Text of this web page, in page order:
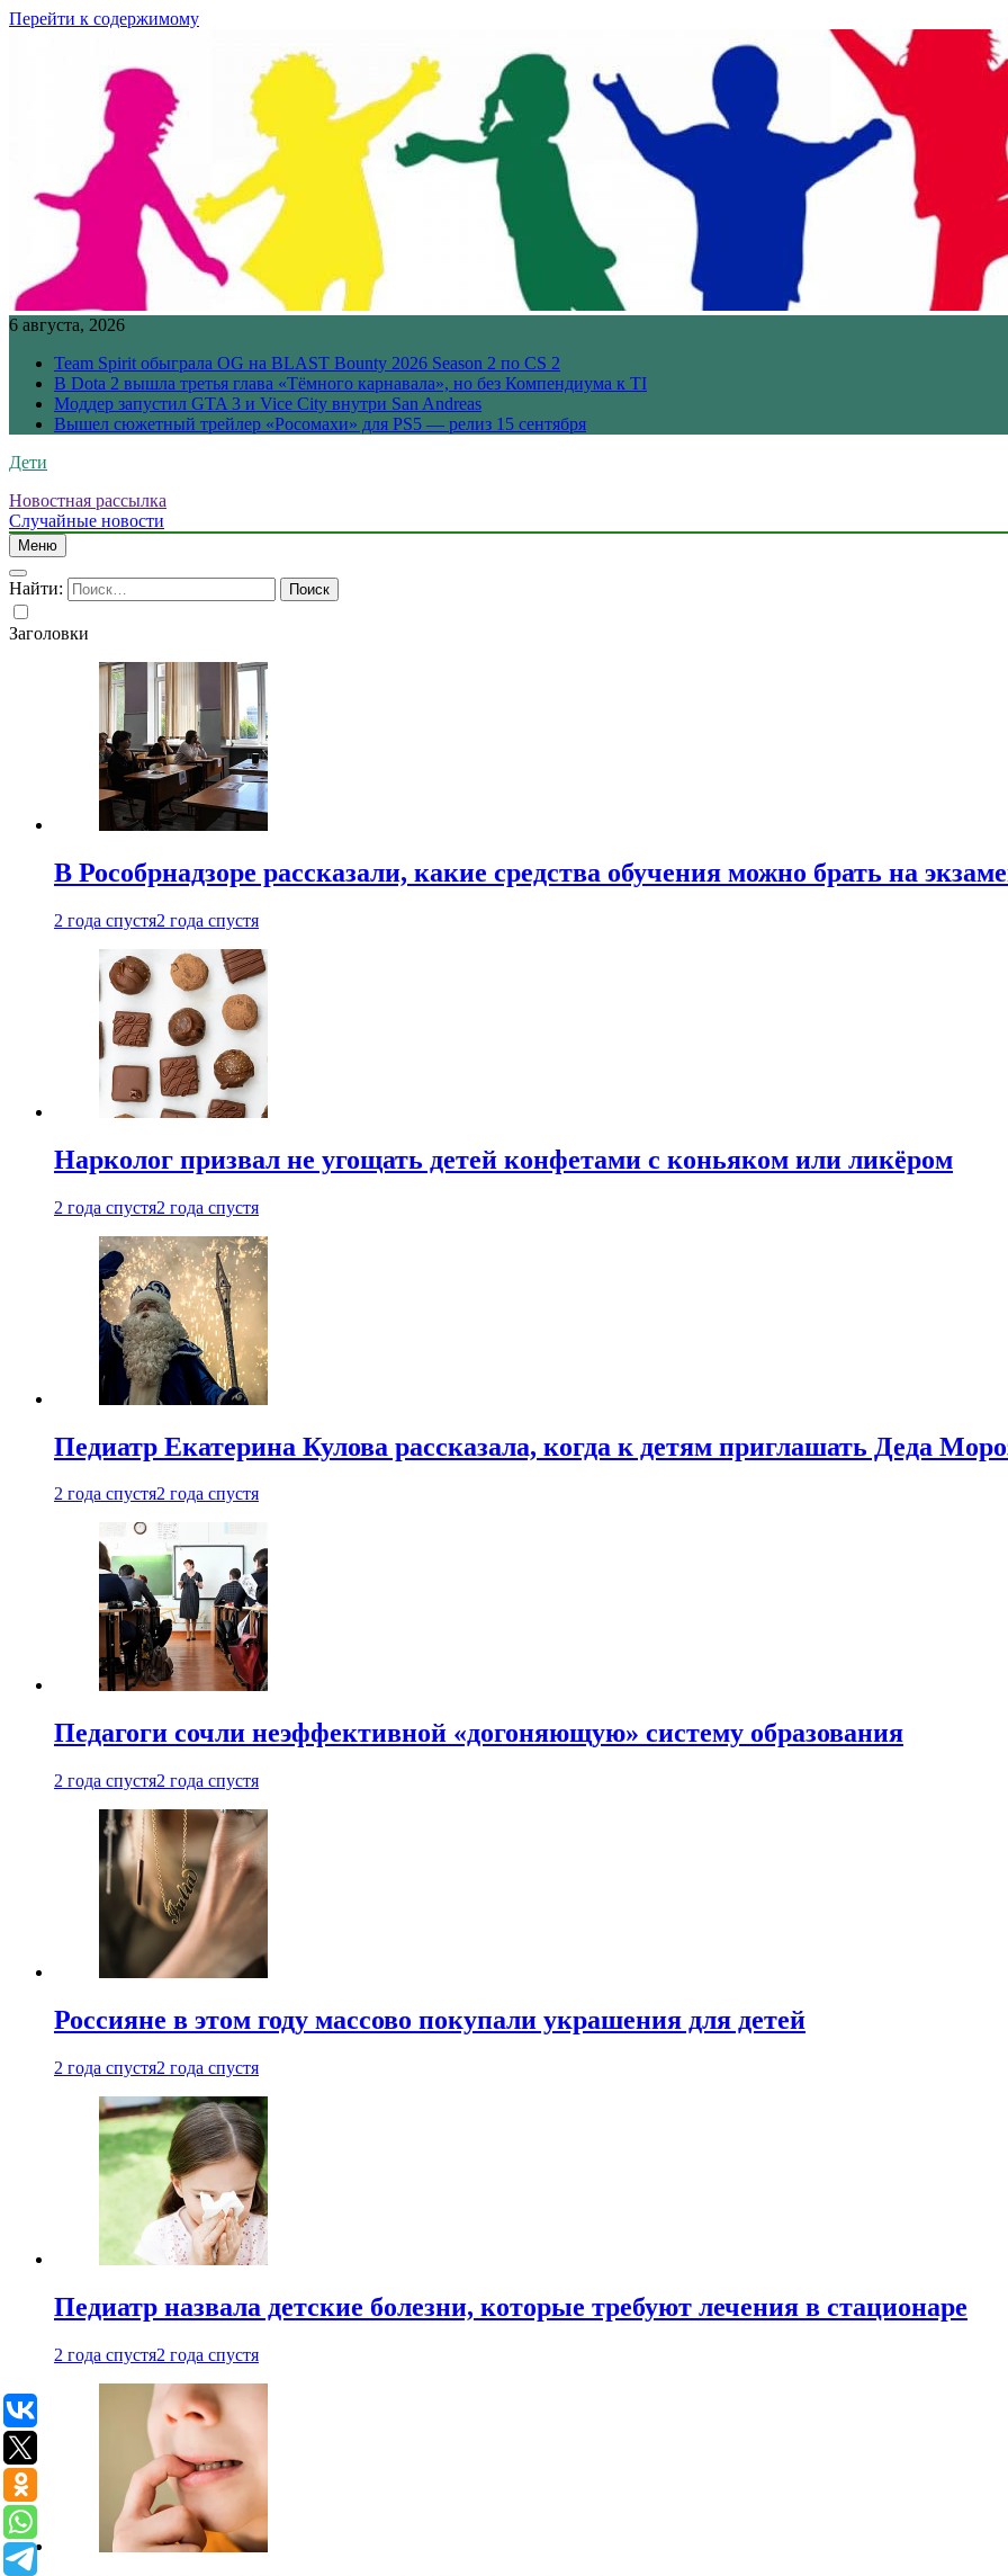
Перейти к содержимому
6 августа, 2026
Team Spirit обыграла OG на BLAST Bounty 2026 Season 2 по CS 2
В Dota 2 вышла третья глава «Тёмного карнавала», но без Компендиума к TI
Моддер запустил GTA 3 и Vice City внутри San Andreas
Вышел сюжетный трейлер «Росомахи» для PS5 — релиз 15 сентября
Дети
Новостная рассылка
Случайные новости
Меню
Найти:
Заголовки
В Рособрнадзоре рассказали, какие средства обучения можно брать на
2 года спустя2 года спустя
Нарколог призвал не угощать детей конфетами с коньяком или ликёром
2 года спустя2 года спустя
Педиатр Екатерина Кулова рассказала, когда к детям приглашать Деда
2 года спустя2 года спустя
Педагоги сочли неэффективной «догоняющую» систему образования
2 года спустя2 года спустя
Россияне в этом году массово покупали украшения для детей
2 года спустя2 года спустя
Педиатр назвала детские болезни, которые требуют лечения в стационаре
2 года спустя2 года спустя